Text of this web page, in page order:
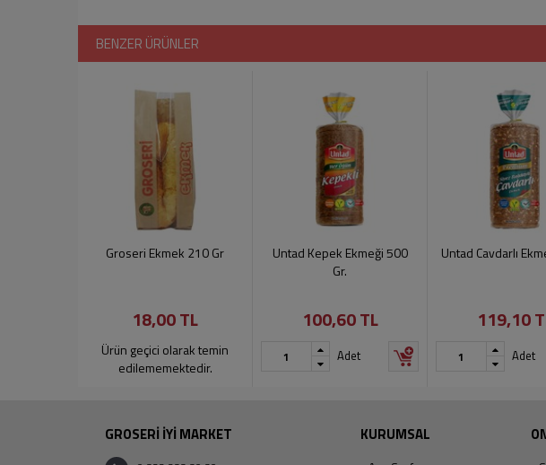
BENZER ÜRÜNLER
Groseri Ekmek 210 Gr
18,00 TL
Ürün geçici olarak temin
edilememektedir.
Untad Kepek Ekmeği 500
Gr.
100,60 TL
Adet
Untad Cavdarlı
119,10
Adet
GROSERİ İYİ MARKET KURUMSAL